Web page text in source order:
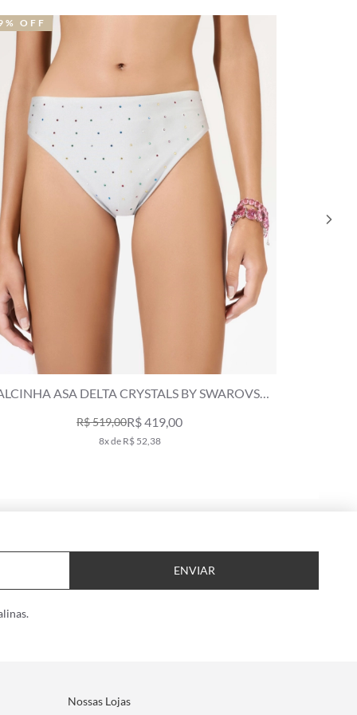
ASA DELTA MAGIC CINZA CLARO
R$ 219,00R$ 98,00
1x de R$ 98,00
OFF
ENVIAR
Nossas Lojas